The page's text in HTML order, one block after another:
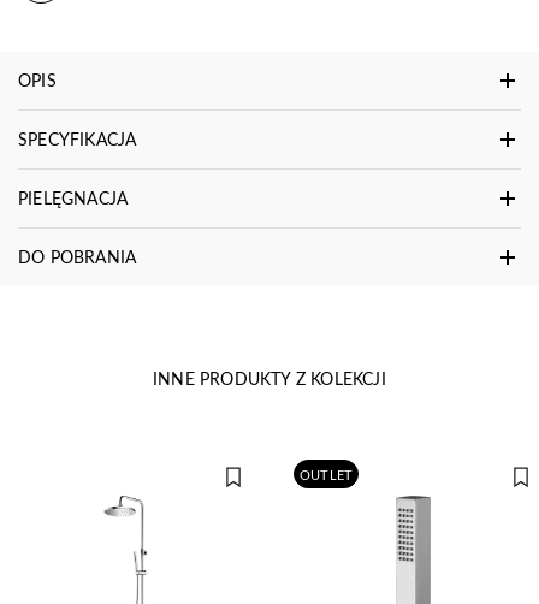
OPIS
SPECYFIKACJA
PIELĘGNACJA
DO POBRANIA
INNE PRODUKTY Z KOLEKCJI
OUTLET